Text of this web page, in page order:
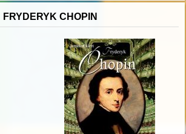
FRYDERYK CHOPIN